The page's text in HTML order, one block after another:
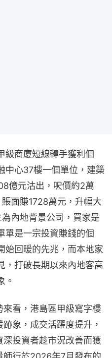
級商廈短線轉手獲利個
中心37樓一個單位，建築
億元沽出，呎價約2萬
面賺1728萬元，升幅大
內地背景公司，買家是
單是一宗投資賺錢的個
始回暖的先兆，而本地家
，打破長期以來內地客高
。
看，港島區甲級寫字樓
跡象，成交活躍度提升，
投資者趁市況改善而獲